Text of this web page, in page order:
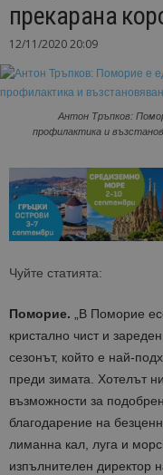
прекарана
12/11/2020 20:09
Антон Тръпков:
профилактика и
Чуйте статията:
Поморие. „В Поморие
кристално чист и
сезонът, който е най-
преди зимата. Хотелът
възможности за
благодарение на
лиманна кал, луга и
изпълнителен директор